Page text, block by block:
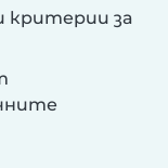
критерии за